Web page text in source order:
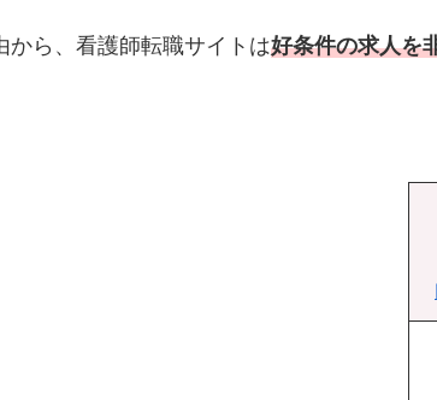
から、看護師転職サイトは好条件の求人を